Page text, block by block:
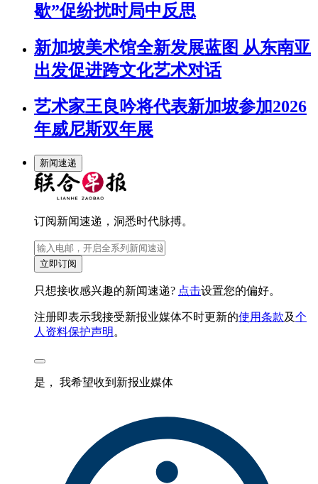
歇”促纷扰时局中反思
新加坡美术馆全新发展蓝图 从东南亚
出发促进跨文化艺术对话
艺术家王良吟将代表新加坡参加2026
年威尼斯双年展
新闻速递
订阅新闻速递，洞悉时代脉搏。
立即订阅
只想接收感兴趣的新闻速递? 点击设置您的偏好。
注册即表示我接受新报业媒体不时更新的使用条款及个
人资料保护声明 。
是， 我希望收到新报业媒体